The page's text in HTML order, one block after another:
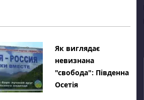
Як виглядає
невизнана
"свобода": Південна
Осетія